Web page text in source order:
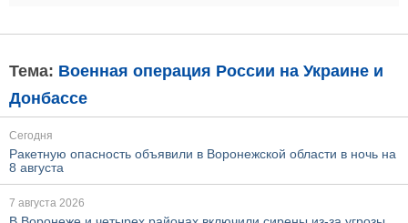
Тема: Военная операция России на Украине и
Донбассе
Сегодня
Ракетную опасность объявили в Воронежской области в ночь на
8 августа
7 августа 2026